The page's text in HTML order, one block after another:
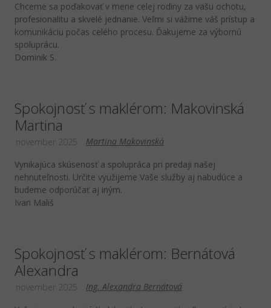
Chceme sa poďakovať v mene celej rodiny za vašu ochotu,
profesionalitu a skvelé jednanie. Veľmi si vážime váš prístup a
komunikáciu počas celého procesu. Ďakujeme za výbornú
spoluprácu.
Dominik S.
Spokojnosť s maklérom: Makovinská
Martina
Martina Makovinská
november 2025
Vynikajúca skúsenosť a spolupráca pri predaji našej
nehnuteľnosti. Určite využijeme Vaše služby aj nabudúce a
budeme odporúčať aj iným.
Ivan Mališ
Spokojnosť s maklérom: Bernátová
Alexandra
Ing. Alexandra Bernátová
november 2025